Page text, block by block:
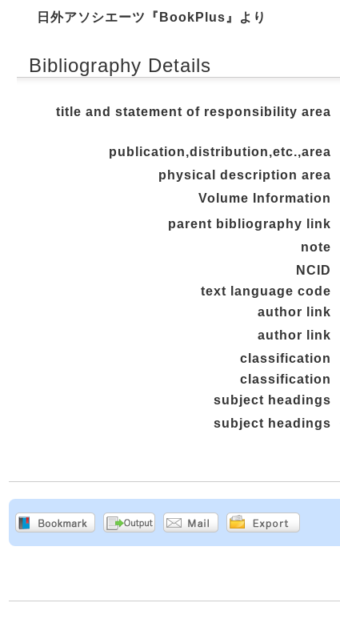
日外アソシエーツ『BookPlus』より
Bibliography Details
title and statement of responsibility area
publication,distribution,etc.,area
physical description area
Volume Information
parent bibliography link
note
NCID
text language code
author link
author link
classification
classification
subject headings
subject headings